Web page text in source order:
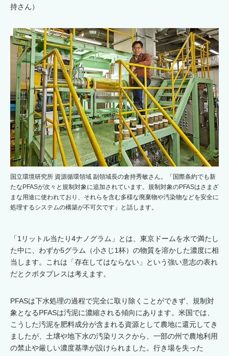
持さん）
国立環境研究所 資源循環領域 副領域長の倉持秀敏さん。「国際条約でも新
たなPFASが次々と規制対象に追加されています。規制対象のPFASはさまざ
まな用途に使われており、それらを含む多様な廃棄物や汚染物などを安全に
処理するシステムの構築が不可欠です」と話します。
「1リットル当たり4ナノグラム」とは、東京ドームを水で満たし
た中に、わずか5グラム（小さじ1杯）の物質を溶かした濃度に相
当します。これは「存在してはならない」という強い意志の表れ
だとクボタプレスは考えます。
PFASは下水処理の過程で完全に取り除くことができず、規制対
象となるPFASは汚泥に濃縮される傾向にあります。米国では、
こうした汚泥を肥料成分が含まれる資源として農地に還元してき
ましたが、土壌や地下水の汚染リスクから、一部の州で農地利用
の禁止や厳しい濃度基準が設けられました。行き場を失った